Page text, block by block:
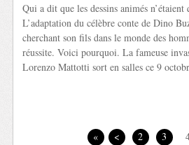
Qui a dit que les dessins animés
L’adaptation du célèbre conte de Dino
cherchant son fils dans le monde des
réussite. Voici pourquoi. La fameuse
Lorenzo Mattotti sort en salles ce 9
« < 2 3